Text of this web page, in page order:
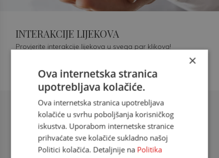
Šećerna bolest tip 2 = kardiovaskularna
doc. dr. sc. Višnja Kokić Maleš,
dr.med., specijalististica
INTERAKCIJE LIJEKOVA
Provjerite interakcije lijekova u svega par klikova!
×
Ova internetska stranica
upotrebljava kolačiće.
Ova internetska stranica upotrebljava
kolačiće u svrhu poboljšanja korisničkog
iskustva. Uporabom internetske stranice
prihvaćate sve kolačiće sukladno našoj
Politici kolačića. Detaljnije na Politika